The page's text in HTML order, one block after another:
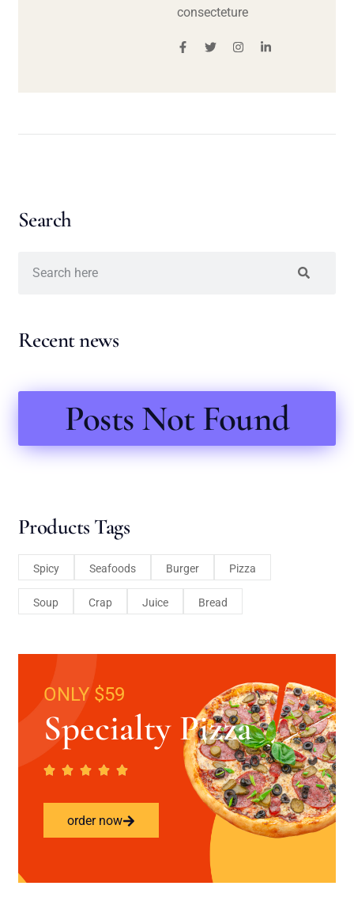
consecteture
Search
Recent news
Posts Not Found
Products Tags
Spicy Seafoods Burger Pizza
Soup Crap Juice Bread
ONLY $59
Specialty Pizza
order now